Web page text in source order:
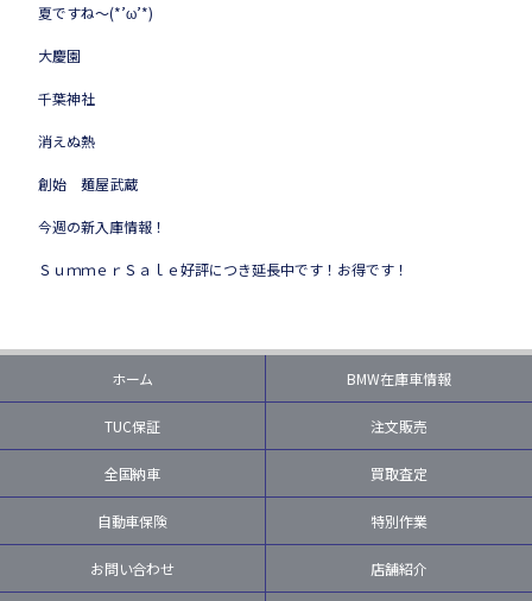
夏ですね～(*’ω’*)
大慶園
千葉神社
消えぬ熱
創始 麺屋武蔵
今週の新入庫情報！
ＳｕｍｍｅｒＳａｌｅ好評につき延長中です！お得です！
ホーム BMW在庫車情報
TUC保証 注文販売
全国納車 買取査定
自動車保険 特別作業
お問い合わせ 店舗紹介